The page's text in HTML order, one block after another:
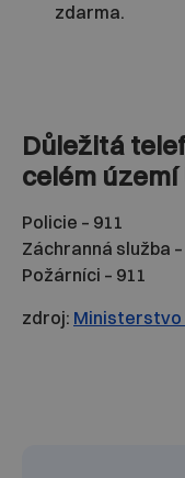
zdarma.
Důležitá
celém území
Policie – 911
Záchranná služba –
Požárníci – 911
zdroj: Ministerstvo